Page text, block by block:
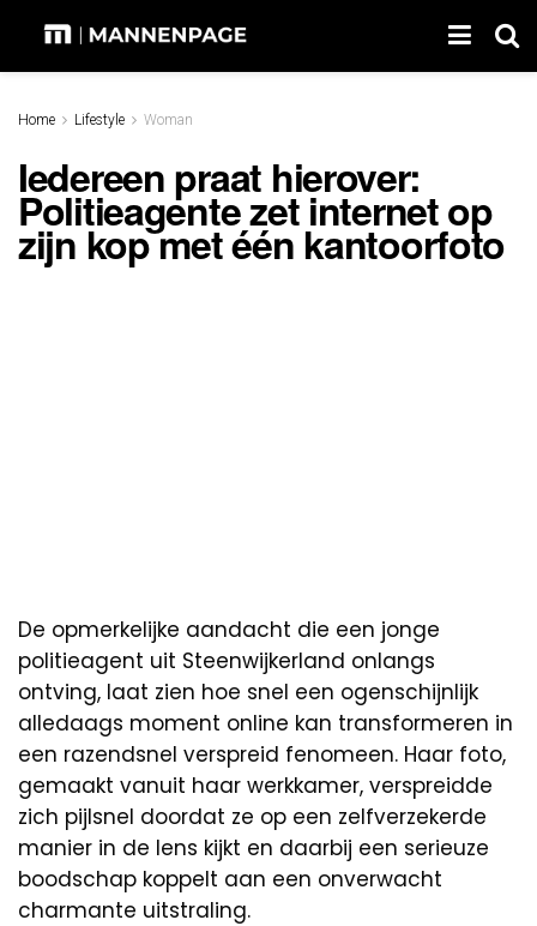
Home Lifestyle Woman
Iedereen praat hierover:
Politieagente zet internet op
zijn kop met één kantoorfoto
De opmerkelijke aandacht die een jonge
politieagent uit Steenwijkerland onlangs
ontving, laat zien hoe snel een ogenschijnlijk
alledaags moment online kan transformeren in
een razendsnel verspreid fenomeen. Haar foto,
gemaakt vanuit haar werkkamer, verspreidde
zich pijlsnel doordat ze op een zelfverzekerde
manier in de lens kijkt en daarbij een serieuze
boodschap koppelt aan een onverwacht
charmante uitstraling.